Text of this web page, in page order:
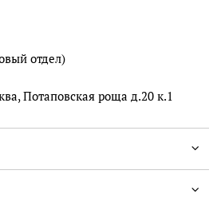
отдел)
Потаповская роща д.20 к.1